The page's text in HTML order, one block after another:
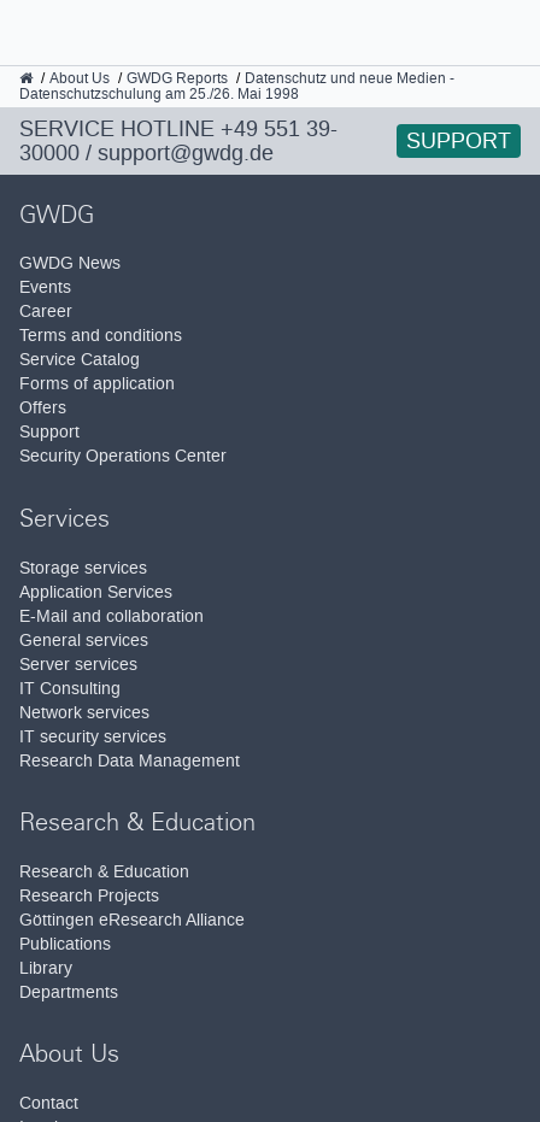
GWDG
About Us GWDG Reports
Datenschutz und neue Medien -
Datenschutzschulung am 25./26. Mai 1998
SERVICE HOTLINE +49 551 39-
30000 / support@gwdg.de SUPPORT
GWDG
GWDG News
Events
Career
Terms and conditions
Service Catalog
Forms of application
Offers
Support
Security Operations Center
Services
Storage services
Application Services
E-Mail and collaboration
General services
Server services
IT Consulting
Network services
IT security services
Research Data Management
Research & Education
Research & Education
Research Projects
Göttingen eResearch Alliance
Publications
Library
Departments
About Us
Contact